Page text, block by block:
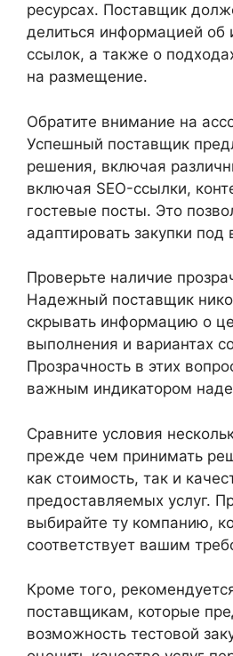
ресурсах. Поставщик
делиться информацией об
ссылок, а также о
на размещение.
Обратите внимание на
Успешный поставщик
решения, включая
включая SEO-ссылки,
гостевые посты. Это
адаптировать закупки
Проверьте наличие
Надежный поставщик
скрывать информацию о
выполнения и вариантах
Прозрачность в этих
важным индикатором
Сравните условия
прежде чем принимать
как стоимость, так и
предоставляемых услуг.
выбирайте ту компанию,
соответствует вашим
Кроме того,
поставщикам, которые
возможность тестовой